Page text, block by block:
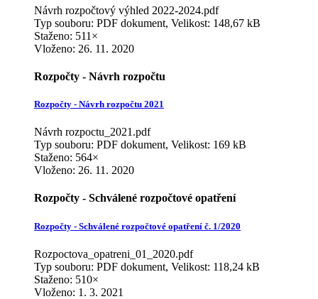
Návrh rozpočtový výhled 2022-2024.pdf
Typ souboru: PDF dokument, Velikost: 148,67 kB
Staženo: 511×
Vloženo: 26. 11. 2020
Rozpočty - Návrh rozpočtu
Rozpočty - Návrh rozpočtu 2021
Návrh rozpoctu_2021.pdf
Typ souboru: PDF dokument, Velikost: 169 kB
Staženo: 564×
Vloženo: 26. 11. 2020
Rozpočty - Schválené rozpočtové opatření
Rozpočty - Schválené rozpočtové opatření č. 1/2020
Rozpoctova_opatreni_01_2020.pdf
Typ souboru: PDF dokument, Velikost: 118,24 kB
Staženo: 510×
Vloženo: 1. 3. 2021